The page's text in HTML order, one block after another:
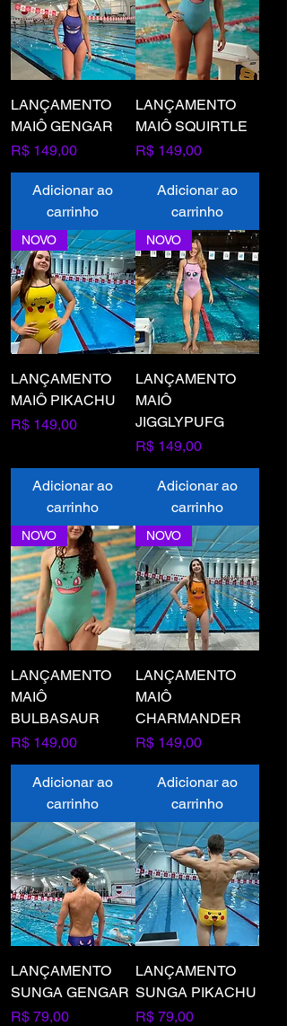
LANÇAMENTO
MAIÔ GENGAR
Preço
R$ 149,00
Adicionar ao
carrinho
LANÇAMENTO
MAIÔ SQUIRTLE
Preço
R$ 149,00
Adicionar ao
carrinho
NOVO
LANÇAMENTO
MAIÔ PIKACHU
Preço
R$ 149,00
Adicionar ao
carrinho
NOVO
LANÇAMENTO
MAIÔ
JIGGLYPUFG
Preço
R$ 149,00
Adicionar ao
carrinho
NOVO
LANÇAMENTO
MAIÔ
BULBASAUR
Preço
R$ 149,00
Adicionar ao
carrinho
NOVO
LANÇAMENTO
MAIÔ
CHARMANDER
Preço
R$ 149,00
Adicionar ao
carrinho
LANÇAMENTO
SUNGA GENGAR
Preço
R$ 79,00
LANÇAMENTO
SUNGA PIKACHU
Preço
R$ 79,00